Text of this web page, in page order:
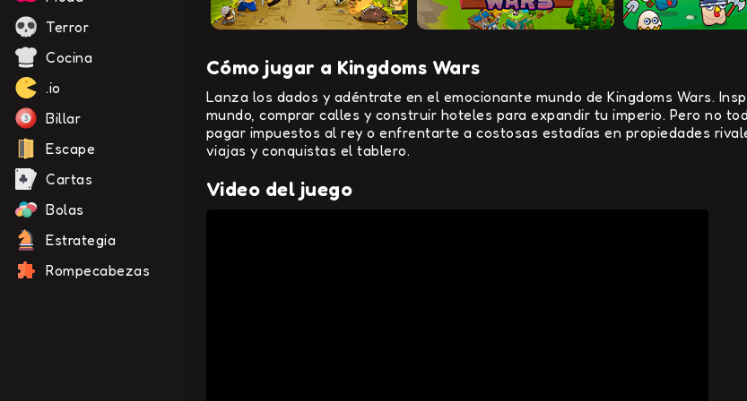
Terror
Cocina
.io
Billar
Escape
Cartas
Bolas
Estrategia
Rompecabezas
Cómo jugar a Kingdoms Wars
Lanza los dados y adéntrate en el emocionante mundo de Kingdoms Wars.
mundo, comprar calles y construir hoteles para expandir tu imperio. Pero no
pagar impuestos al rey o enfrentarte a costosas estadías en propiedades
viajas y conquistas el tablero.
Video del juego